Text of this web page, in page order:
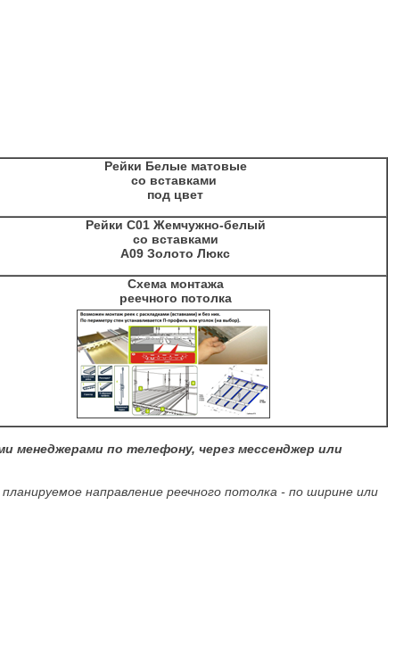
Рейки Белые матовые
со вставками
под цвет
Рейки С01 Жемчужно-белый
со вставками
А09 Золото Люкс
Схема монтажа
реечного потолка
менеджерами по телефону, через мессенджер или
направление реечного потолка - по ширине или